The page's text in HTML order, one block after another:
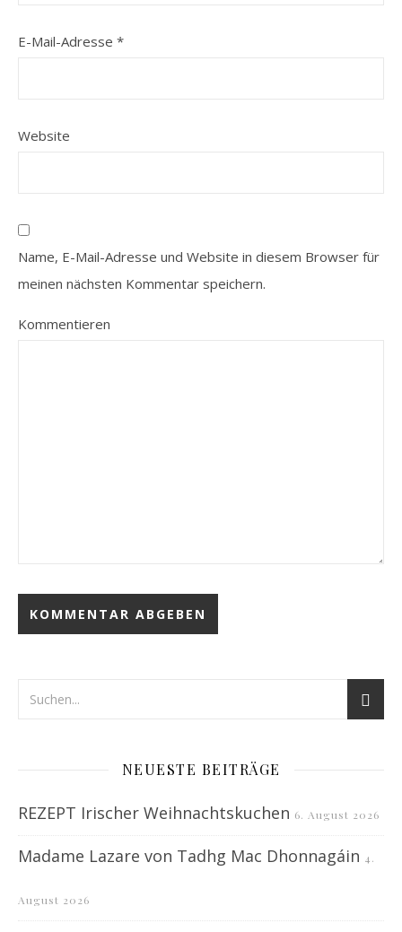
E-Mail-Adresse *
Website
Name, E-Mail-Adresse und Website in diesem Browser für
meinen nächsten Kommentar speichern.
Kommentieren
NEUESTE BEITRÄGE
REZEPT Irischer Weihnachtskuchen 6. August 2026
Madame Lazare von Tadhg Mac Dhonnagáin 4.
August 2026